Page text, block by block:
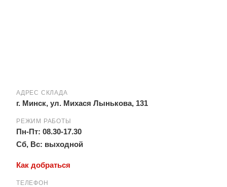
АДРЕС СКЛАДА
г. Минск, ул. Михася Лынькова, 131
РЕЖИМ РАБОТЫ
Пн-Пт: 08.30-17.30
Сб, Вс: выходной
Как добраться
ТЕЛЕФОН